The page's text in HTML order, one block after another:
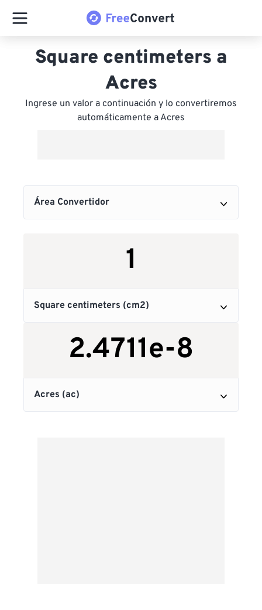
Square centimeters a
Acres
Ingrese un valor a continuación y lo convertiremos
automáticamente a Acres